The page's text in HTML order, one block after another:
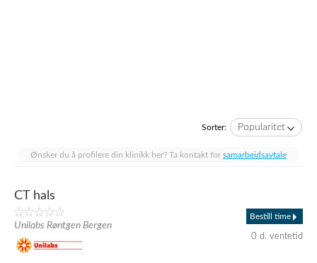
Sorter: Popularitet
Ønsker du å profilere din klinikk her? Ta kontakt for samarbeidsavtale
CT hals
Unilabs Røntgen Bergen
Bestill time
0 d. ventetid